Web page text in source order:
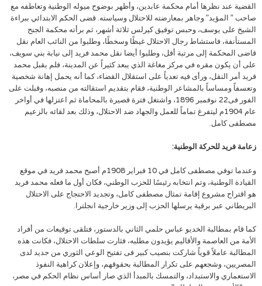
القضية عند نظرها أمام محكمة عابدين، وأظهر بوضوح ميوله الوطنية وتعاطفه مع
صاحب ” المؤيد” وجاهر بمعارضته للاحتلال وسياسته. قضى الحكم الابتدائي ببراءة
الشيخ على يوسف، وحبس توفيق كيرلس ثلاثة أشهر، ثم برأته محكمة الجنح
المستأنفة، فاستشاط رجال الاحتلال غيظًا وسخطًا، وطلبوا من النائب العام نقل
قاضى المحكمة إلى مرتبة أقل، وطلبوا أيضا نقل محمد فريد إلى نيابة بني سويف،
على أن يكون مقره في مركز مغاغة الذي يبعد كثيراً عن المدينة، فلم يقبل محمد
فريد أمر النقل، ورأى فيه تعدياً على استقلال القضاء، كما أنه يحمل إهانة شخصية
وتعسفاً ومساساً بالمشاعر الوطنية، فقام بتقديم استقالته من منصبه، وقبلت على
الفور فى22 نوفمبر 1896، واشتغل فترة قصيرة بالمحاماة ثم اعتزلها في أواخر
عام 1904م ليتفرغ تماماً للعمل والجهاد ضد الاحتلال، وذلك بعد لقائه بالزعيم
مصطفى كامل.
زعامة فريد للحركة الوطنية:
وعندما توفي مصطفى كامل في 10 فبراير 1908م أصبح محمد فريد في موقع
القيادة الوطنية، وتم انتخابه رئيسًا للحزب الوطني، فكان أول ما فعله محمد فريد
هو اقتراح مشروع إقامة تمثال مصطفى كامل، وتجديد الاحتجاج على الاحتلال
البريطاني عبر برقية يرسلها الحزب إلى وزير خارجية انجلترا.
كما قام بمطالبة الخديو عباس حلمي الثاني بالدستور، فتلقى توقيعات من أفراد
الأمة من العاصمة والأقاليم يؤيدون مطلبه، فثارت سلطات الاحتلال، فكانت هذه
المطالبة عاملاً قوياً شاركت بنصيب كبير فى تفتيح الوعي الثوري من جديد لدى
المصريين، وشجعهم على تكرار المطالبة بحقوقهم، وإعلان كراهية النفوذ
الاستعماري والاستبداد، والتمسك بالمبدأ الذي صار أساس نظام الحكم في مصر،